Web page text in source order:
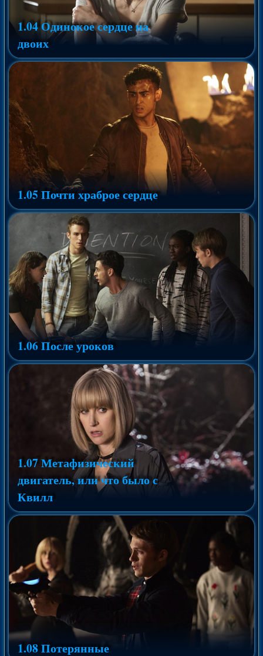
1.04 Одинокое сердце на
двоих
1.05 Почти храброе сердце
1.06 После уроков
1.07 Метафизический
двигатель, или что было с
Квилл
1.08 Потерянные